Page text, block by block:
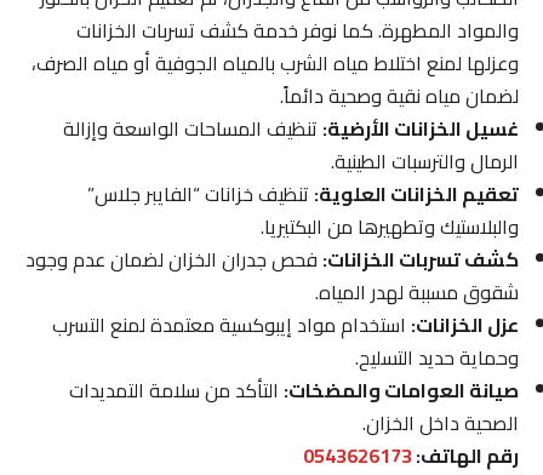
والمواد المطهرة. كما نوفر خدمة كشف تسربات الخزانات
وعزلها لمنع اختلاط مياه الشرب بالمياه الجوفية أو مياه الصرف،
لضمان مياه نقية وصحية دائماً.
غسيل الخزانات الأرضية:تنظيف المساحات الواسعة وإزالة
الرمال والترسبات الطينية.
تعقيم الخزانات العلوية:تنظيف خزانات “الفايبر جلاس”
والبلاستيك وتطهيرها من البكتيريا.
كشف تسربات الخزانات:فحص جدران الخزان لضمان عدم وجود
شقوق مسببة لهدر المياه.
عزل الخزانات:استخدام مواد إيبوكسية معتمدة لمنع التسرب
وحماية حديد التسليح.
صيانة العوامات والمضخات:التأكد من سلامة التمديدات
الصحية داخل الخزان.
رقم الهاتف:0543626173